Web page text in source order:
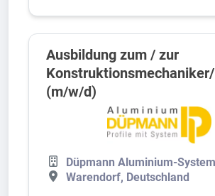
Ausbildung zum / zur
(m/w/d)
Düpmann Aluminium-
Warendorf, Deutschland